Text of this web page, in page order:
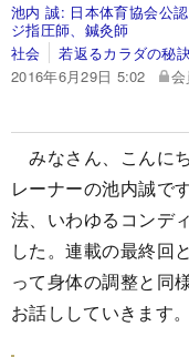
池内 誠: 日本体育協会公
ジ指圧師、鍼灸師
社会
若返るカラダの秘
2016年6月29日 5:02
みなさん、こんに
レーナーの池内誠で
法、いわゆるコンデ
した。連載の最終回
って身体の調整と同
お話ししていきます。